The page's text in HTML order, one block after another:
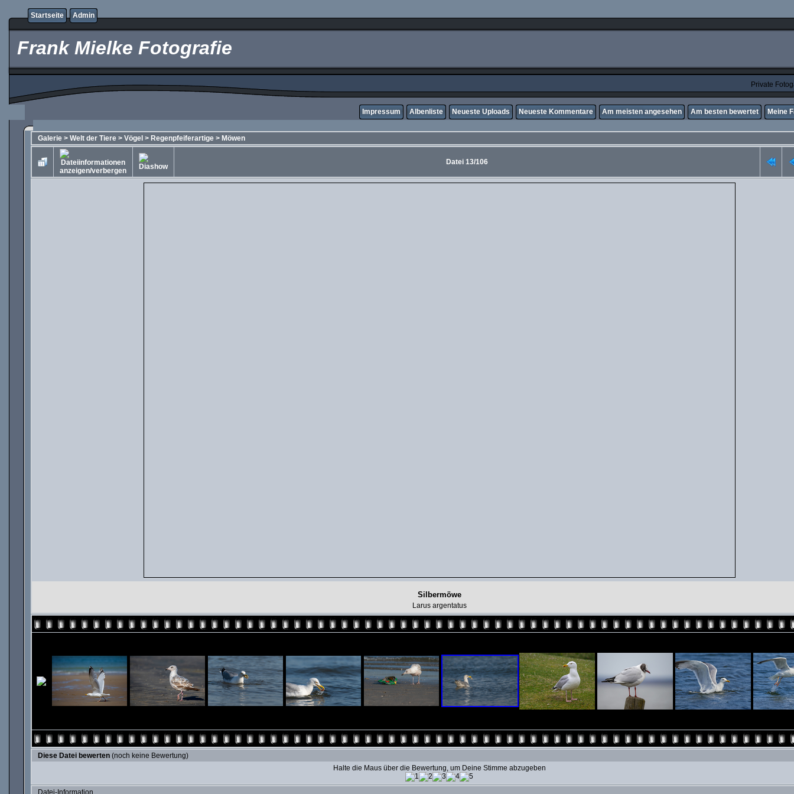
Startseite Admin
Frank Mielke Fotografie
Private
Impressum Albenliste Neueste Uploads Neueste Kommentare Am meisten angesehen Am besten bewertet Meine
Galerie > Welt der Tiere > Vögel > Regenpfeiferartige > Möwen
Datei 13/106
Silbermöwe
Larus argentatus
Diese Datei bewerten (noch keine Bewertung)
Halte die Maus über die Bewertung, um Deine Stimme abzugeben
Datei-Information